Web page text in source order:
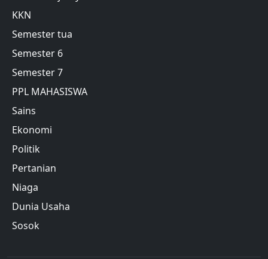
KKN
Semester tua
Semester 6
Semester 7
PPL MAHASISWA
Sains
Ekonomi
Politik
Pertanian
Niaga
Dunia Usaha
Sosok